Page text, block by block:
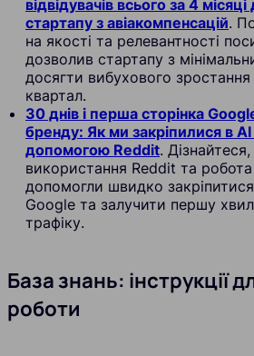
відвідувачів всього за 4
стартапу з авіакомпенсацій.
на якості та релевантності
дозволив стартапу з
досягти вибухового
квартал.
30 днів і перша сторінка
бренду: Як ми закріпилися в
допомогою Reddit.
використання Reddit та робота
допомогли швидко
Google та залучити першу
трафіку.
База знань: інструкції
роботи